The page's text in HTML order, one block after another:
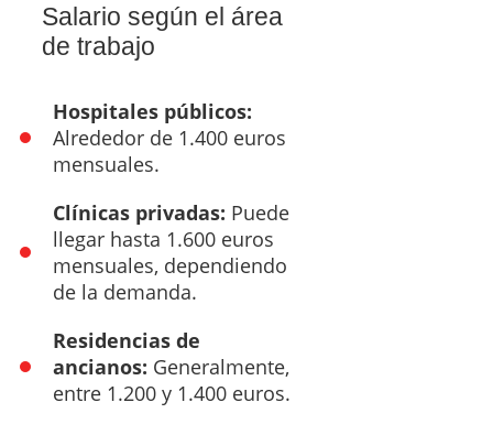
Salario según el área
de trabajo
Hospitales públicos:
Alrededor de 1.400 euros
mensuales.
Clínicas privadas: Puede
llegar hasta 1.600 euros
mensuales, dependiendo
de la demanda.
Residencias de
ancianos: Generalmente,
entre 1.200 y 1.400 euros.